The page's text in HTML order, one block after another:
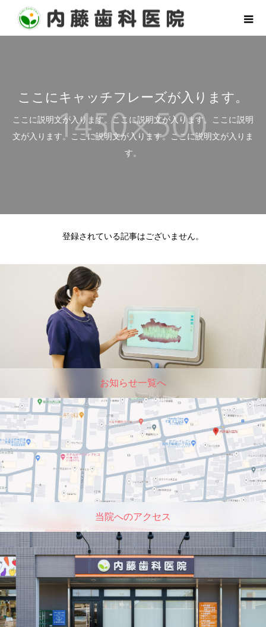
ここにキャッチフレーズが入ります。
ここに説明文が入ります。ここに説明文が入ります。ここに説明
文が入ります。ここに説明文が入ります。ここに説明文が入りま
す。
登録されている記事はございません。
お知らせ一覧へ
当院へのアクセス